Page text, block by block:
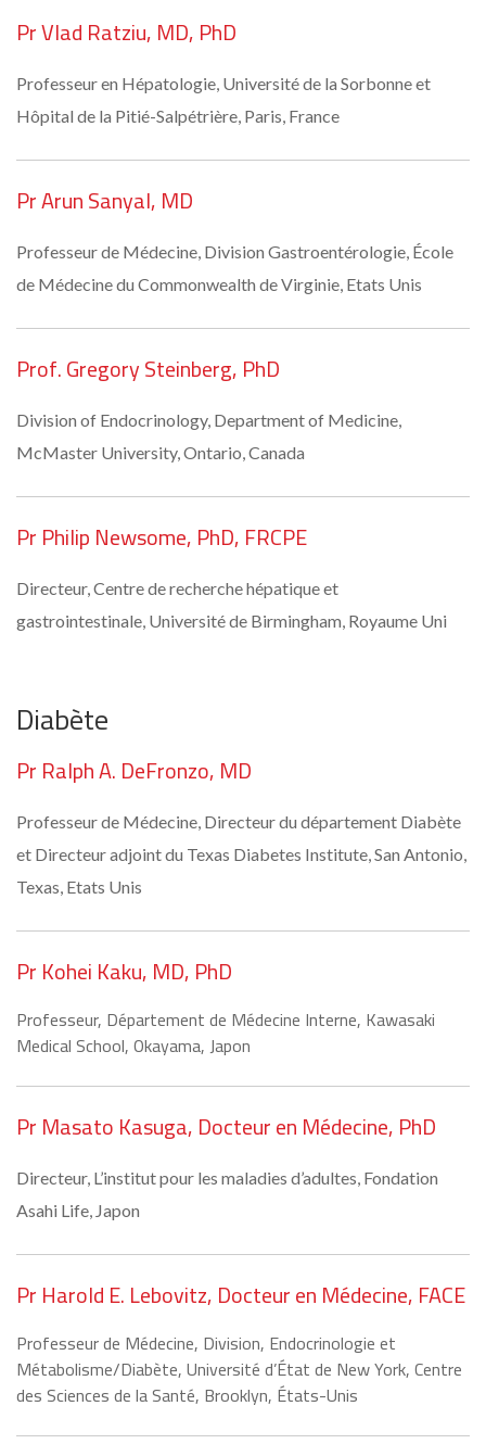
Pr Vlad Ratziu, MD, PhD
Professeur en Hépatologie, Université de la Sorbonne et
Hôpital de la Pitié-Salpétrière, Paris, France
Pr Arun Sanyal, MD
Professeur de Médecine, Division Gastroentérologie, École
de Médecine du Commonwealth de Virginie, Etats Unis
Prof. Gregory Steinberg, PhD
Division of Endocrinology, Department of Medicine,
McMaster University, Ontario, Canada
Pr Philip Newsome, PhD, FRCPE
Directeur, Centre de recherche hépatique et
gastrointestinale, Université de Birmingham, Royaume Uni
Diabète
Pr Ralph A. DeFronzo, MD
Professeur de Médecine, Directeur du département Diabète
et Directeur adjoint du Texas Diabetes Institute, San Antonio,
Texas, Etats Unis
Pr Kohei Kaku, MD, PhD
Professeur, Département de Médecine Interne, Kawasaki
Medical School, Okayama, Japon
Pr Masato Kasuga, Docteur en Médecine, PhD
Directeur, L’institut pour les maladies d’adultes, Fondation
Asahi Life, Japon
Pr Harold E. Lebovitz, Docteur en Médecine, FACE
Professeur de Médecine, Division, Endocrinologie et
Métabolisme/Diabète, Université d’État de New York, Centre
des Sciences de la Santé, Brooklyn, États-Unis